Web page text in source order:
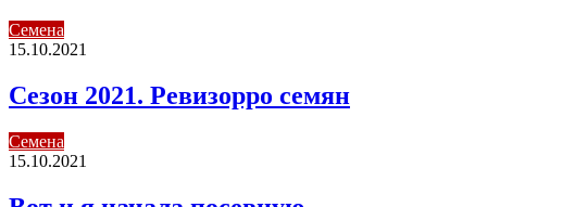
Семена
15.10.2021
Сезон 2021. Ревизорро семян
Семена
15.10.2021